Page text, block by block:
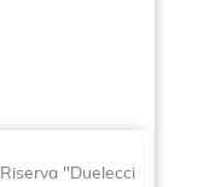
"Duelecci